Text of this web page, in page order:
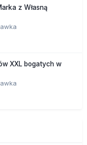
z Własną
XXL bogatych w